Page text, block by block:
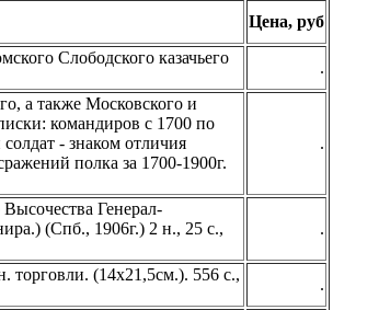
Цена, руб
Слободского казачьего
.
а также Московского и
командиров с 1700 по
- знаком отличия
полка за 1700-1900г.
.
Генерал-
(Спб., 1906г.) 2 н., 25 c.,
.
торговли. (14х21,5см.). 556 с.,
.